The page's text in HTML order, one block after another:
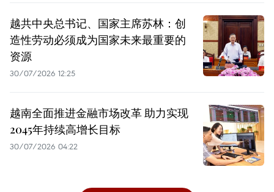
越共中央总书记、国家主席苏林：创
造性劳动必须成为国家未来最重要的
资源
30/07/2026 12:25
越南全面推进金融市场改革 助力实现
2045年持续高增长目标
30/07/2026 04:22